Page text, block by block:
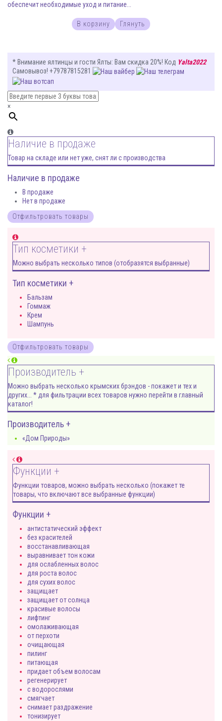
обеспечит необходимые уход и питание...
В корзину Глянуть
* Внимание ялтинцы и гости Ялты: Вам скидка 20%! Код Yalta2022
Самовывоз! +79787815281
×
Наличие в продаже
Товар на складе или нет уже, снят ли с производства
Наличие в продаже
В продаже
Нет в продаже
Тип косметики +
Можно выбрать несколько типов (отобразятся выбранные)
Тип косметики +
Бальзам
Гоммаж
Крем
Шампунь
Производитель +
Можно выбрать несколько крымских брэндов - покажет и тех и
других... * для фильтрации всех товаров нужно перейти в главный
каталог!
Производитель +
«Дом Природы»
Функции +
Функции товаров, можно выбрать несколько (покажет те
товары, что включают все выбранные функции)
Функции +
антистатический эффект
без красителей
восстанавливающая
выравнивает тон кожи
для ослабленных волос
для роста волос
для сухих волос
защищает
защищает от солнца
красивые волосы
лифтинг
омолаживающая
от перхоти
очищающая
пилинг
питающая
придает объем волосам
регенерирует
с водорослями
смягчает
снимает раздражение
тонизирует